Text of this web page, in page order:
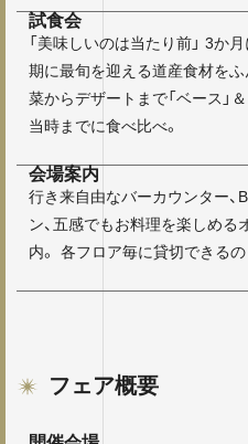
試食会
「美味しいのは当たり前」 3か
期に最旬を迎える道産食材を
菜からデザートまで「ベース」
当時までに食べ比べ。
会場案内
行き来自由なバーカウンター
ン、五感でもお料理を楽しめ
内。 各フロア毎に貸切できるの
フェア概要